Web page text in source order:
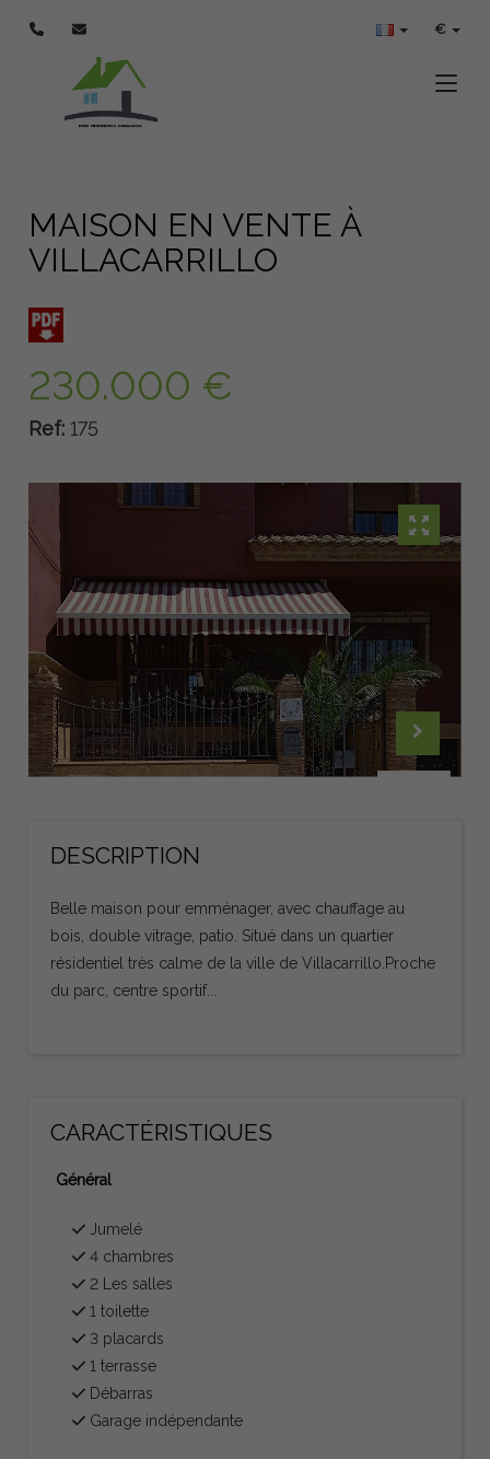
€
MAISON EN VENTE À
VILLACARRILLO
230.000 €
Ref: 175
DESCRIPTION
Belle maison pour emménager, avec chauffage au
bois, double vitrage, patio. Situé dans un quartier
résidentiel très calme de la ville de Villacarrillo.Proche
du parc, centre sportif...
CARACTÉRISTIQUES
Général
Jumelé
4 chambres
2 Les salles
1 toilette
3 placards
1 terrasse
Débarras
Garage indépendante